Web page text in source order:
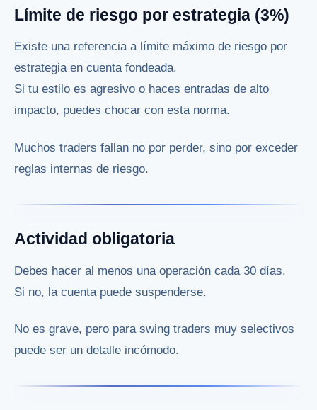
Límite de riesgo por estrategia (3%)
Existe una referencia a límite máximo de riesgo por
estrategia en cuenta fondeada.
Si tu estilo es agresivo o haces entradas de alto
impacto, puedes chocar con esta norma.
Muchos traders fallan no por perder, sino por exceder
reglas internas de riesgo.
Actividad obligatoria
Debes hacer al menos una operación cada 30 días.
Si no, la cuenta puede suspenderse.
No es grave, pero para swing traders muy selectivos
puede ser un detalle incómodo.